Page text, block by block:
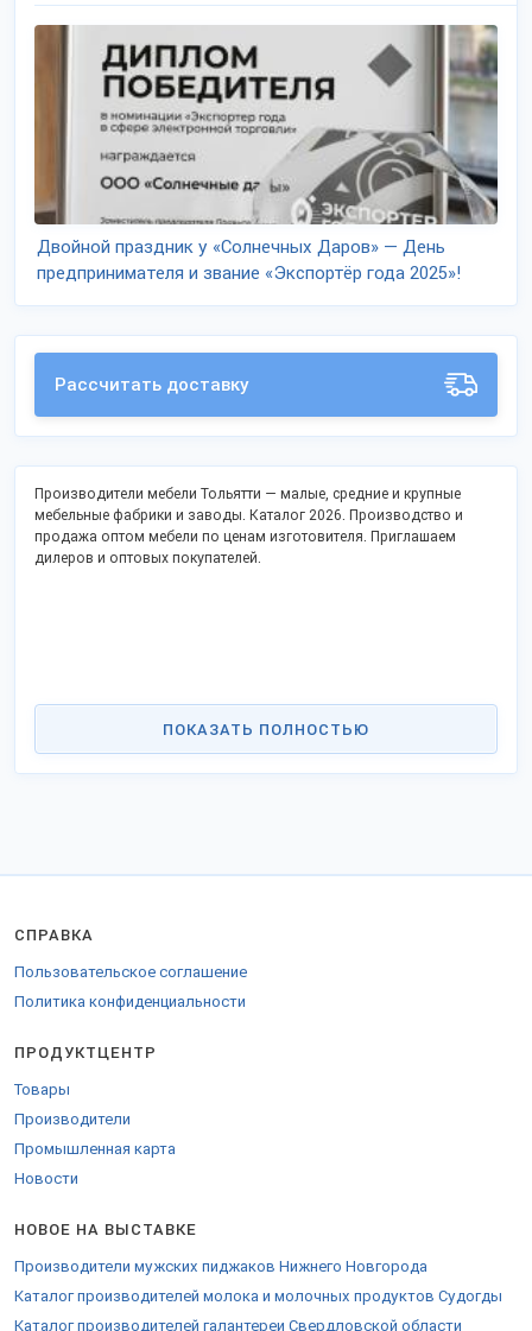
Двойной праздник у «Солнечных Даров» — День
предпринимателя и звание «Экспортёр года 2025»!
Рассчитать доставку
Производители мебели Тольятти — малые, средние и крупные
мебельные фабрики и заводы. Каталог 2026. Производство и
продажа оптом мебели по ценам изготовителя. Приглашаем
дилеров и оптовых покупателей.
ПОКАЗАТЬ ПОЛНОСТЬЮ
СПРАВКА
Пользовательское соглашение
Политика конфиденциальности
ПРОДУКТЦЕНТР
Товары
Производители
Промышленная карта
Новости
НОВОЕ НА ВЫСТАВКЕ
Производители мужских пиджаков Нижнего Новгорода
Каталог производителей молока и молочных продуктов Судогды
Каталог производителей галантереи Свердловской области